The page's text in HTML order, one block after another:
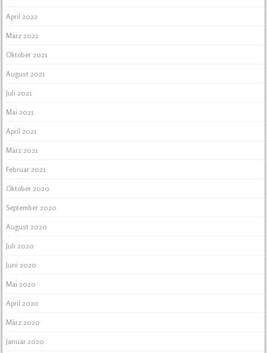
April 2022
März 2022
Oktober 2021
August 2021
Juli 2021
Mai 2021
April 2021
März 2021
Februar 2021
Oktober 2020
September 2020
August 2020
Juli 2020
Juni 2020
Mai 2020
April 2020
März 2020
Januar 2020